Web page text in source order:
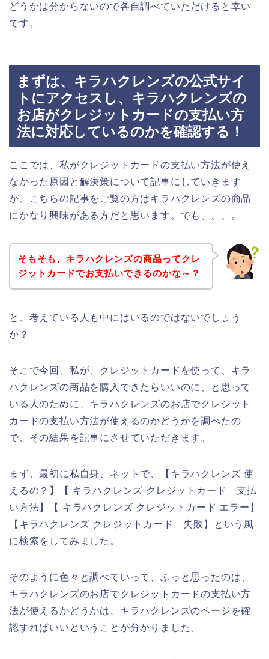
どうかは分からないので各自調べていただけると幸い
です。
まずは、キラハクレンズの公式サイ
トにアクセスし、キラハクレンズの
お店がクレジットカードの支払い方
法に対応しているのかを確認する！
ここでは、私がクレジットカードの支払い方法が使え
なかった原因と解決策について記事にしていきます
が、こちらの記事をご覧の方はキラハクレンズの商品
にかなり興味がある方だと思います。でも、、、。
そもそも、キラハクレンズの商品ってクレ
ジットカードでお支払いできるのかな～？
と、考えている人も中にはいるのではないでしょう
か？
そこで今回、私が、クレジットカードを使って、キラ
ハクレンズの商品を購入できたらいいのに、と思って
いる人のために、キラハクレンズのお店でクレジット
カードの支払い方法が使えるのかどうかを調べたの
で、その結果を記事にさせていただきます。
まず、最初に私自身、ネットで、【キラハクレンズ 使
えるの？】【 キラハクレンズ クレジットカード 支払
い方法】【 キラハクレンズ クレジットカード エラー】
【キラハクレンズ クレジットカード 失敗】という風
に検索をしてみました。
そのように色々と調べていって、ふっと思ったのは、
キラハクレンズのお店でクレジットカードの支払い方
法が使えるかどうかは、キラハクレンズのページを確
認すればいいということが分かりました。